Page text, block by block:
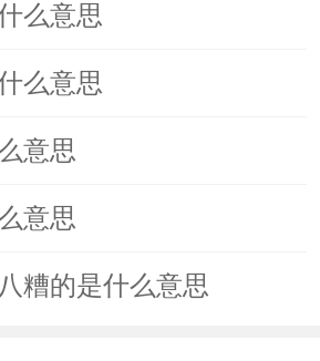
么意思
么意思
意思
意思
糟的是什么意思